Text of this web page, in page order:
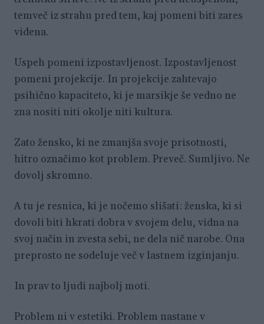
temveč iz strahu pred tem, kaj pomeni biti zares
videna.
Uspeh pomeni izpostavljenost. Izpostavljenost
pomeni projekcije. In projekcije zahtevajo
psihično kapaciteto, ki je marsikje še vedno ne
zna nositi niti okolje niti kultura.
Zato žensko, ki ne zmanjša svoje prisotnosti,
hitro označimo kot problem. Preveč. Sumljivo. Ne
dovolj skromno.
A tu je resnica, ki je nočemo slišati: ženska, ki si
dovoli biti hkrati dobra v svojem delu, vidna na
svoj način in zvesta sebi, ne dela nič narobe. Ona
preprosto ne sodeluje več v lastnem izginjanju.
In prav to ljudi najbolj moti.
Problem ni v estetiki. Problem nastane v